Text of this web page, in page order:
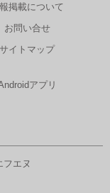
掲載について
お問い合せ
サイトマップ
アプリ
エヌ